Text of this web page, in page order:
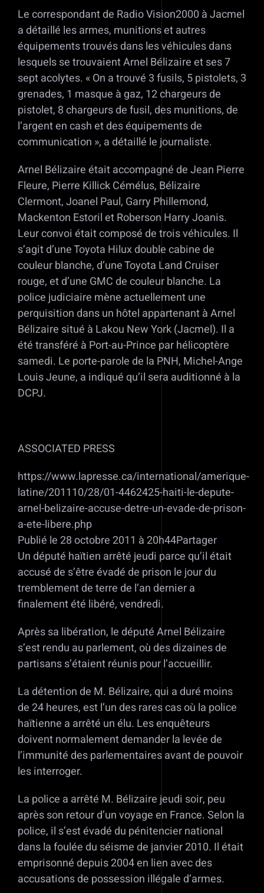
Le correspondant de Radio Vision2000 à Jacmel
a détaillé les armes, munitions et autres
équipements trouvés dans les véhicules dans
lesquels se trouvaient Arnel Bélizaire et ses 7
sept acolytes. « On a trouvé 3 fusils, 5 pistolets, 3
grenades, 1 masque à gaz, 12 chargeurs de
pistolet, 8 chargeurs de fusil, des munitions, de
l’argent en cash et des équipements de
communication », a détaillé le journaliste.
Arnel Bélizaire était accompagné de Jean Pierre
Fleure, Pierre Killick Cémélus, Bélizaire
Clermont, Joanel Paul, Garry Phillemond,
Mackenton Estoril et Roberson Harry Joanis.
Leur convoi était composé de trois véhicules. Il
s’agit d’une Toyota Hilux double cabine de
couleur blanche, d’une Toyota Land Cruiser
rouge, et d’une GMC de couleur blanche. La
police judiciaire mène actuellement une
perquisition dans un hôtel appartenant à Arnel
Bélizaire situé à Lakou New York (Jacmel). Il a
été transféré à Port-au-Prince par hélicoptère
samedi. Le porte-parole de la PNH, Michel-Ange
Louis Jeune, a indiqué qu’il sera auditionné à la
DCPJ.
ASSOCIATED PRESS
https://www.lapresse.ca/international/amerique-
latine/201110/28/01-4462425-haiti-le-depute-
arnel-belizaire-accuse-detre-un-evade-de-prison-
a-ete-libere.php
Publié le 28 octobre 2011 à 20h44Partager
Un député haïtien arrêté jeudi parce qu’il était
accusé de s’être évadé de prison le jour du
tremblement de terre de l’an dernier a
finalement été libéré, vendredi.
Après sa libération, le député Arnel Bélizaire
s’est rendu au parlement, où des dizaines de
partisans s’étaient réunis pour l’accueillir.
La détention de M. Bélizaire, qui a duré moins
de 24 heures, est l’un des rares cas où la police
haïtienne a arrêté un élu. Les enquêteurs
doivent normalement demander la levée de
l’immunité des parlementaires avant de pouvoir
les interroger.
La police a arrêté M. Bélizaire jeudi soir, peu
après son retour d’un voyage en France. Selon la
police, il s’est évadé du pénitencier national
dans la foulée du séisme de janvier 2010. Il était
emprisonné depuis 2004 en lien avec des
accusations de possession illégale d’armes.